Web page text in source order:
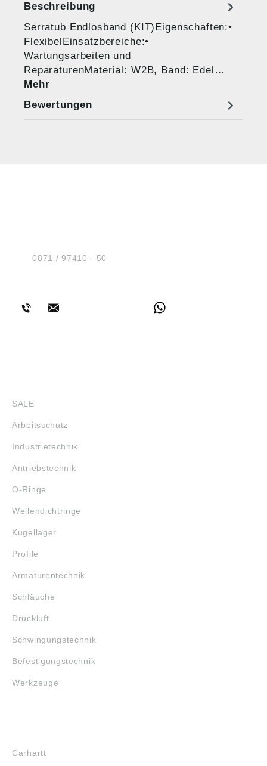
Beschreibung
Serratub Endlosband (KIT)Eigenschaften:•
FlexibelEinsatzbereiche:•
Wartungsarbeiten und
ReparaturenMaterial: W2B, Band: Edel…
Mehr
Bewertungen
Tel.:0871 / 97410 - 50
SALE
Arbeitsschutz
Industrietechnik
Antriebstechnik
O-Ringe
Wellendichtringe
Kugellager
Profile
Armaturentechnik
Schläuche
Druckluft
Schwingungstechnik
Befestigungstechnik
Werkzeuge
Carhartt